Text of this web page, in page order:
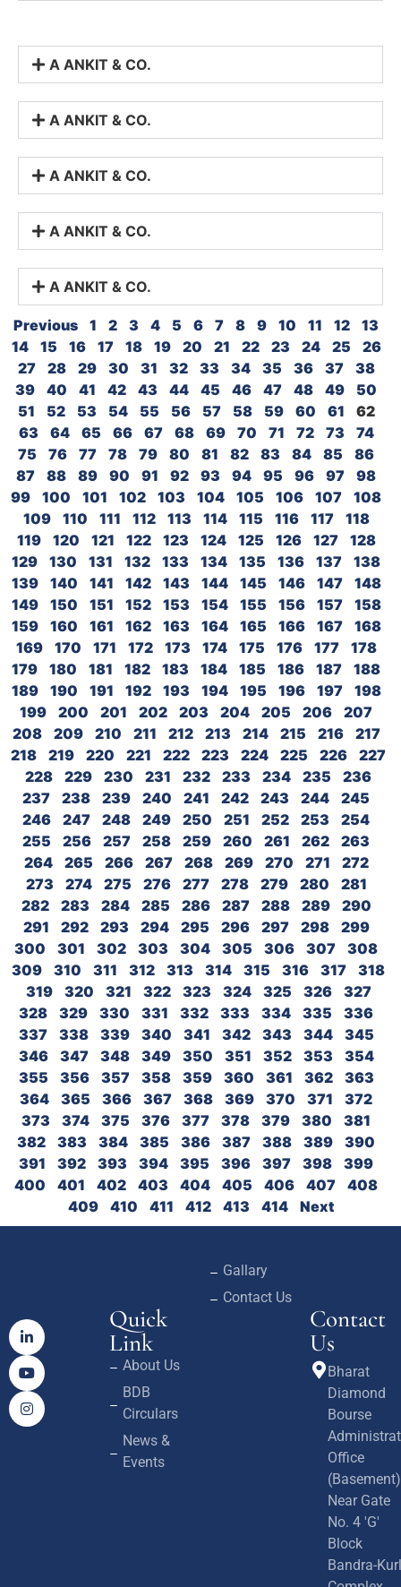
A ANKIT & CO.
A ANKIT & CO.
A ANKIT & CO.
A ANKIT & CO.
A ANKIT & CO.
Previous 1 2 3 4 5 6 7 8 9 10 11 12
13
14
15 16 17 18 19 20 21 22 23 24 25
26
27
28 29 30 31 32 33 34 35 36 37
38
39
40 41 42 43 44 45 46 47 48 49
50
51
52 53 54 55 56 57 58 59 60 61
62
63
64 65 66 67 68 69 70 71 72 73
74
75
76 77 78 79 80 81 82 83 84 85
86
87
88 89 90 91 92 93 94 95 96 97
98
99
100 101 102 103 104 105 106 107
108
109
110 111 112 113 114 115 116 117
118
119
120 121 122 123 124 125 126 127
128
129
130 131 132 133 134 135 136 137
138
139
140 141 142 143 144 145 146 147
148
149
150 151 152 153 154 155 156 157
158
159
160 161 162 163 164 165 166 167
168
169
170 171 172 173 174 175 176 177
178
179
180 181 182 183 184 185 186 187
188
189
190 191 192 193 194 195 196 197
198
199
200 201 202 203 204 205 206
207
208
209 210 211 212 213 214 215 216
217
218
219 220 221 222 223 224 225 226
227
228
229 230 231 232 233 234 235
236
237
238 239 240 241 242 243 244
245
246
247 248 249 250 251 252 253
254
255
256 257 258 259 260 261 262
263
264
265 266 267 268 269 270 271
272
273
274 275 276 277 278 279 280
281
282
283 284 285 286 287 288 289
290
291
292 293 294 295 296 297 298
299
300
301 302 303 304 305 306 307
308
309
310 311 312 313 314 315 316 317
318
319
320 321 322 323 324 325 326
327
328
329 330 331 332 333 334 335
336
337
338 339 340 341 342 343 344
345
346
347 348 349 350 351 352 353
354
355
356 357 358 359 360 361 362
363
364
365 366 367 368 369 370 371
372
373
374 375 376 377 378 379 380
381
382
383 384 385 386 387 388 389
390
391
392 393 394 395 396 397 398
399
400
401 402 403 404 405 406 407
408
409
410 411 412 413 414 Next
Quick
Link
About Us
BDB
Circulars
News &
Events
Gallary
Contact Us
Contact
Us
Bharat
Diamond
Bourse
Office
(Basement)
Near Gate
No. 4 'G'
Block
Bandra-